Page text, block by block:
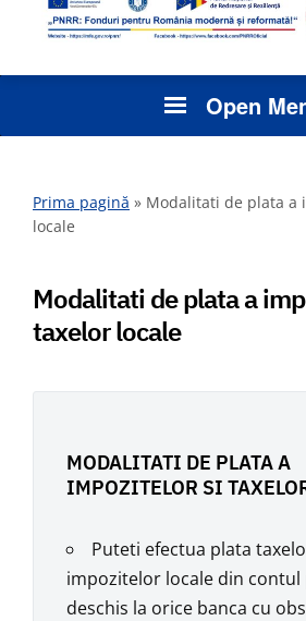
Open
Prima pagină » Modalitati de plata a
locale
Modalitati de plata a
taxelor locale
MODALITATI DE PLATA A
IMPOZITELOR SI
Puteti efectua plata
impozitelor locale din contul
deschis la orice banca cu